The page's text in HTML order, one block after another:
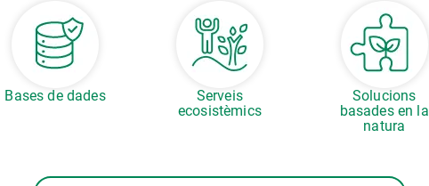
Bases de dades
Serveis
ecosistèmics
Solucions
basades en la
natura